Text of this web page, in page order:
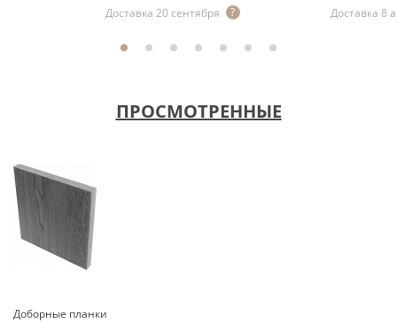
Доставка 20 сентября Доставка 8
ПРОСМОТРЕННЫЕ
Доборные планки